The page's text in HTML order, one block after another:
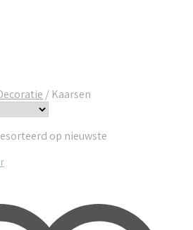
/ Kaarsen
op nieuwste